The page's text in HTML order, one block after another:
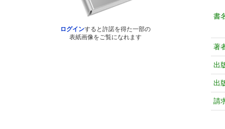
ログインすると許諾を得た一部の
表紙画像をご覧になれます
書
著
出
出
請